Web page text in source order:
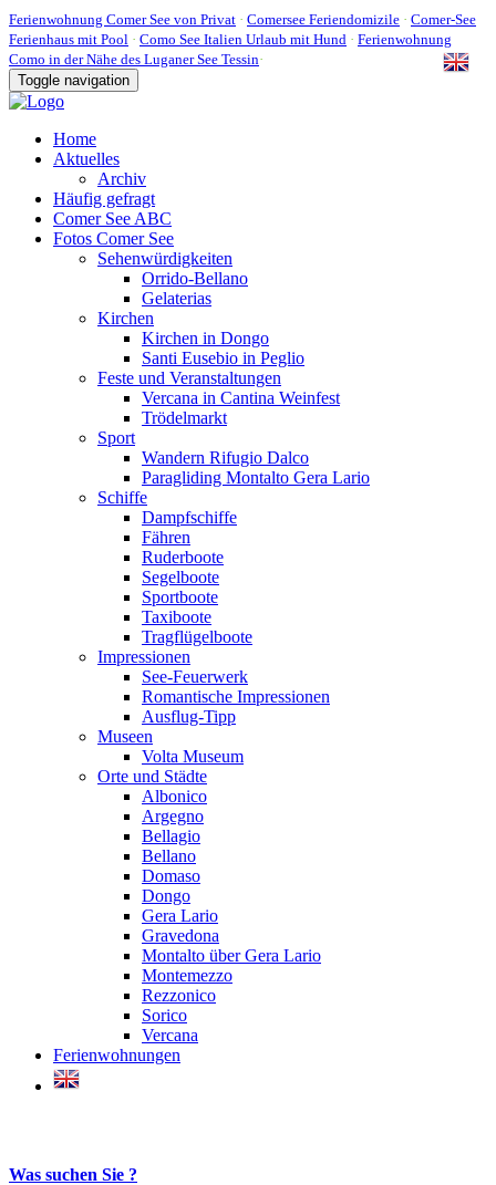
Ferienwohnung Comer See von Privat · Comersee Feriendomizile · Comer-See
Ferienhaus mit Pool · Como See Italien Urlaub mit Hund · Ferienwohnung
Como in der Nähe des Luganer See Tessin·
Toggle navigation
Home
Aktuelles
Archiv
Häufig gefragt
Comer See ABC
Fotos Comer See
Sehenwürdigkeiten
Orrido-Bellano
Gelaterias
Kirchen
Kirchen in Dongo
Santi Eusebio in Peglio
Feste und Veranstaltungen
Vercana in Cantina Weinfest
Trödelmarkt
Sport
Wandern Rifugio Dalco
Paragliding Montalto Gera Lario
Schiffe
Dampfschiffe
Fähren
Ruderboote
Segelboote
Sportboote
Taxiboote
Tragflügelboote
Impressionen
See-Feuerwerk
Romantische Impressionen
Ausflug-Tipp
Museen
Volta Museum
Orte und Städte
Albonico
Argegno
Bellagio
Bellano
Domaso
Dongo
Gera Lario
Gravedona
Montalto über Gera Lario
Montemezzo
Rezzonico
Sorico
Vercana
Ferienwohnungen
Was suchen Sie ?